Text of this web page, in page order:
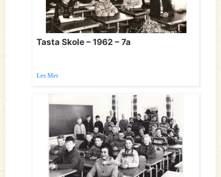
Tasta Skole – 1962 – 7a
Les Mer